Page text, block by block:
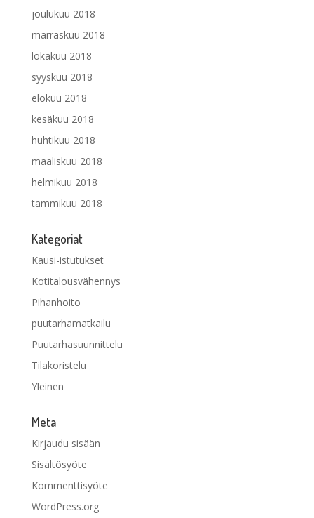
joulukuu 2018
marraskuu 2018
lokakuu 2018
syyskuu 2018
elokuu 2018
kesäkuu 2018
huhtikuu 2018
maaliskuu 2018
helmikuu 2018
tammikuu 2018
Kategoriat
Kausi-istutukset
Kotitalousvähennys
Pihanhoito
puutarhamatkailu
Puutarhasuunnittelu
Tilakoristelu
Yleinen
Meta
Kirjaudu sisään
Sisältösyöte
Kommenttisyöte
WordPress.org